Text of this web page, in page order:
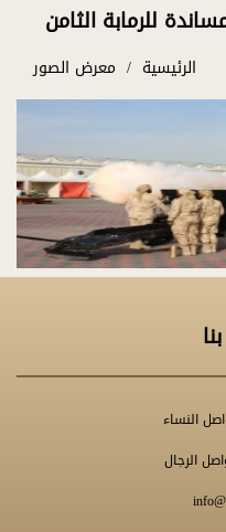
للرمابة الثامن
الرئيسية معرض الصور